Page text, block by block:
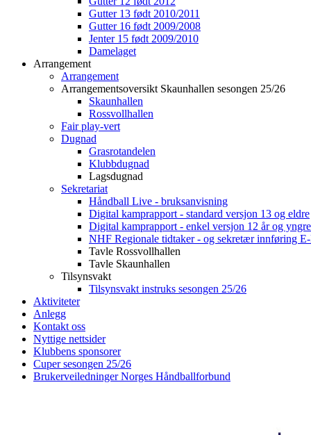
Gutter 13 født 2010/2011
Gutter 16 født 2009/2008
Jenter 15 født 2009/2010
Damelaget
Arrangement
Arrangement
Arrangementsoversikt Skaunhallen sesongen 25/26
Skaunhallen
Rossvollhallen
Fair play-vert
Dugnad
Grasrotandelen
Klubbdugnad
Lagsdugnad
Sekretariat
Håndball Live - bruksanvisning
Digital kamprapport - standard versjon 13 og eldre
Digital kamprapport - enkel versjon 12 år og yngre
NHF Regionale tidtaker - og sekretær innføring
Tavle Rossvollhallen
Tavle Skaunhallen
Tilsynsvakt
Tilsynsvakt instruks sesongen 25/26
Aktiviteter
Anlegg
Kontakt oss
Nyttige nettsider
Klubbens sponsorer
Cuper sesongen 25/26
Brukerveiledninger Norges Håndballforbund